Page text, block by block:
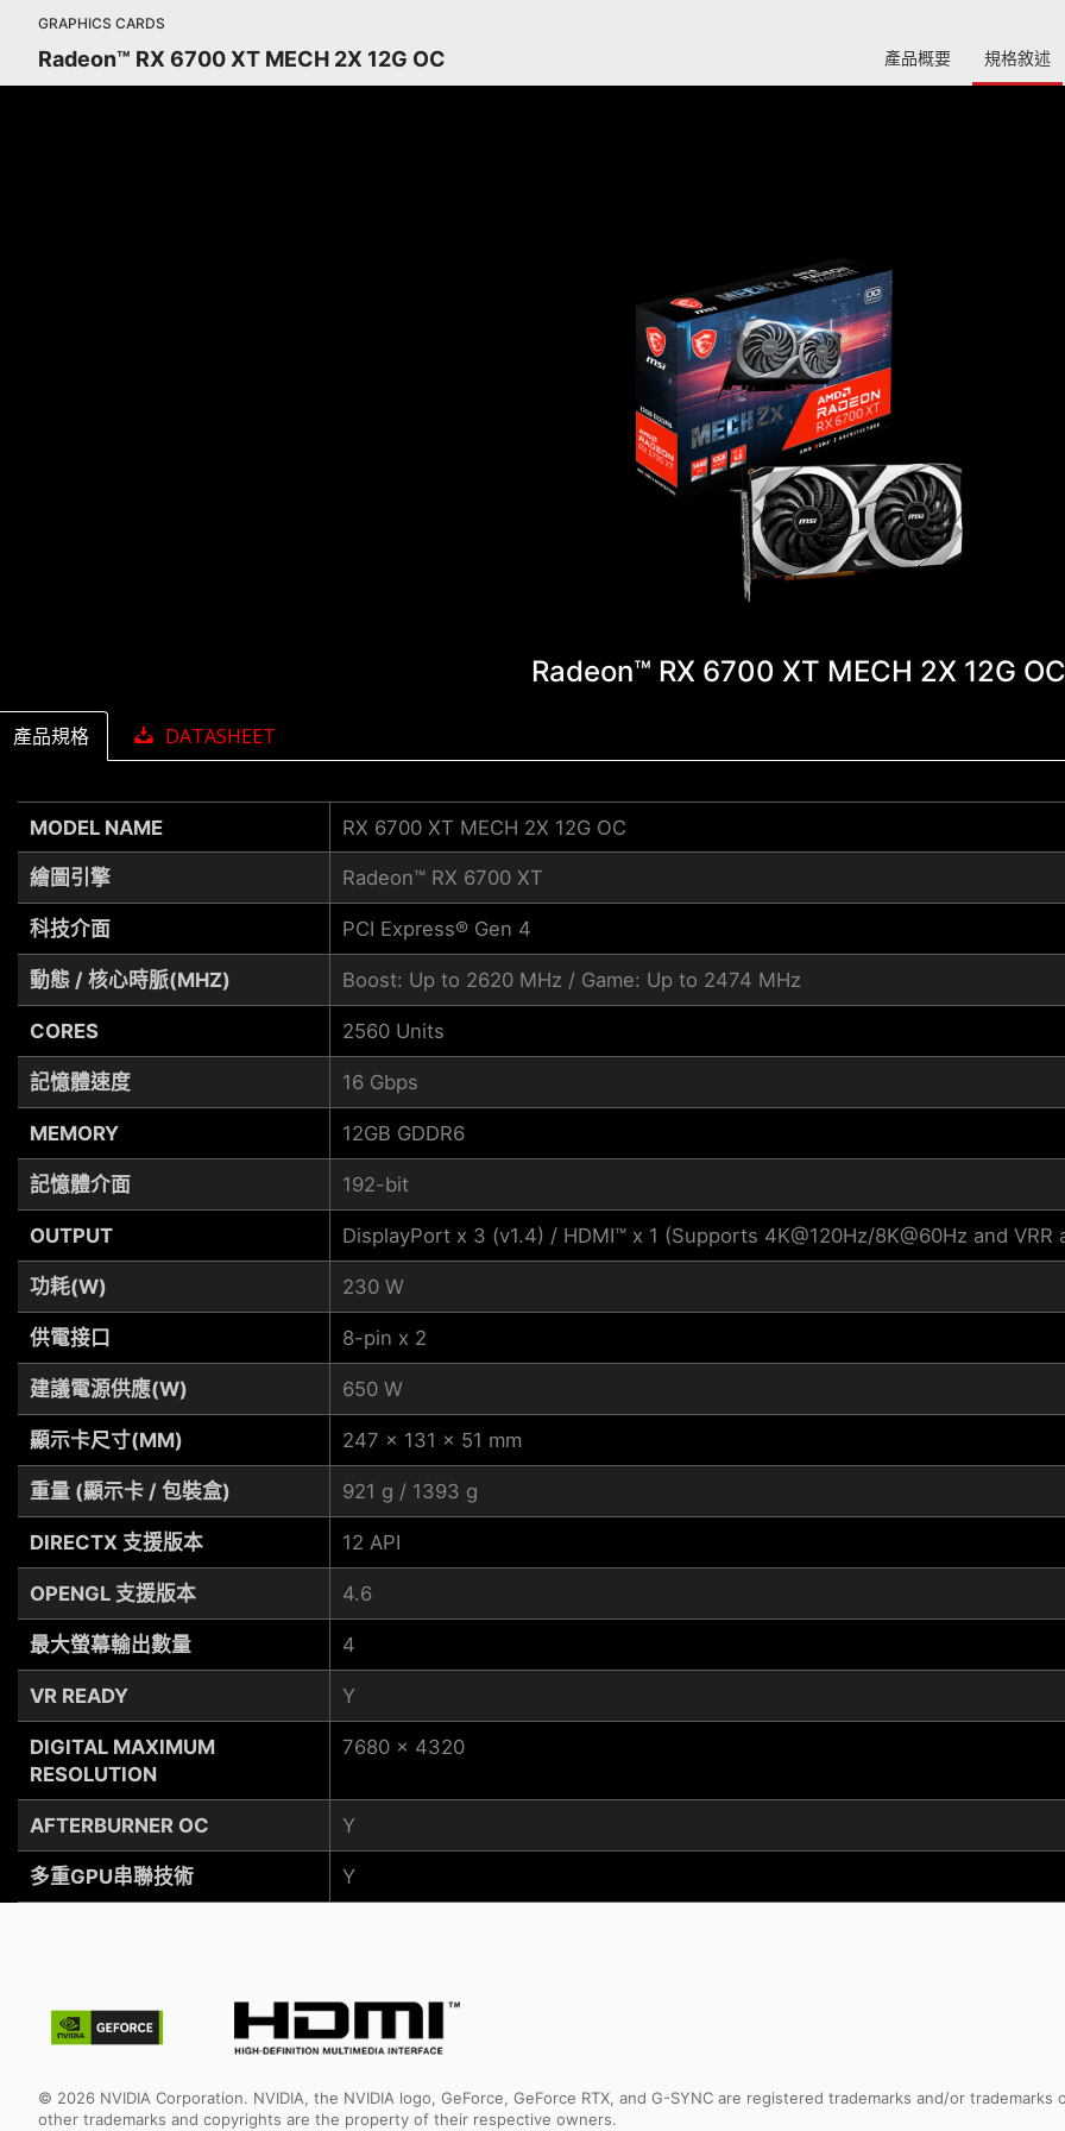
GRAPHICS CARDS
Radeon™ RX 6700 XT MECH 2X 12G OC 產品概要 規格敘述
Radeon™ RX 6700 XT MECH 2X 12G OC
產品規格 DATASHEET
MODEL NAME
繪圖引擎
科技介面
動態 / 核心時脈(MHZ)
CORES
記憶體速度
MEMORY
記憶體介面
OUTPUT
功耗(W)
供電接口
建議電源供應(W)
顯示卡尺寸(MM)
重量 (顯示卡 / 包裝盒)
DIRECTX 支援版本
OPENGL 支援版本
最大螢幕輸出數量
VR READY
DIGITAL MAXIMUM
RESOLUTION
AFTERBURNER OC
多重GPU串聯技術
RX 6700 XT MECH 2X 12G OC
Radeon™ RX 6700 XT
PCI Express® Gen 4
Boost: Up to 2620 MHz / Game: Up to 2474 MHz
2560 Units
16 Gbps
12GB GDDR6
192-bit
DisplayPort x 3 (v1.4) / HDMI™ x 1 (Supports 4K@120Hz/8K@60Hz and VRR
230 W
8-pin x 2
650 W
247 x 131 x 51 mm
921 g / 1393 g
12 API
4.6
4
Y
7680 x 4320
Y
Y
© 2026 NVIDIA Corporation. NVIDIA, the NVIDIA logo, GeForce, GeForce RTX, and G-SYNC are registered trademarks and/or
other trademarks and copyrights are the property of their respective owners.